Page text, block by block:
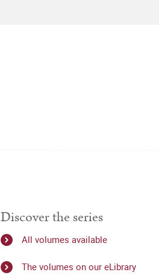
Discover the series
All volumes available
The volumes on our eLibrary